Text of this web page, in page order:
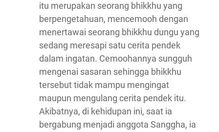
itu merupakan seorang bhikkhu yang
berpengetahuan, mencemooh dengan
menertawai seorang bhikkhu dungu yang
sedang meresapi satu cerita pendek
dalam ingatan. Cemoohannya sungguh
mengenai sasaran sehingga bhikkhu
tersebut tidak mampu mengingat
maupun mengulang cerita pendek itu.
Akibatnya, di kehidupan ini, saat ia
bergabung menjadi anggota Sanggha, ia